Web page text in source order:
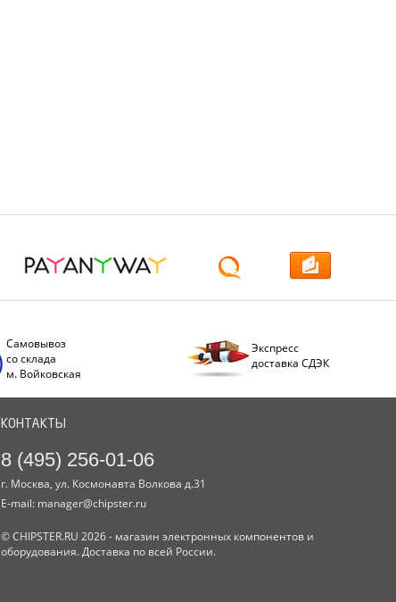
Самовывоз
со склада
м. Войковская
Экспресс
доставка СДЭК
КОНТАКТЫ
8 (495) 256-01-06
г. Москва, ул. Космонавта Волкова д.31
E-mail: manager@chipster.ru
© CHIPSTER.RU 2026 - магазин электронных компонентов и
оборудования. Доставка по всей России.